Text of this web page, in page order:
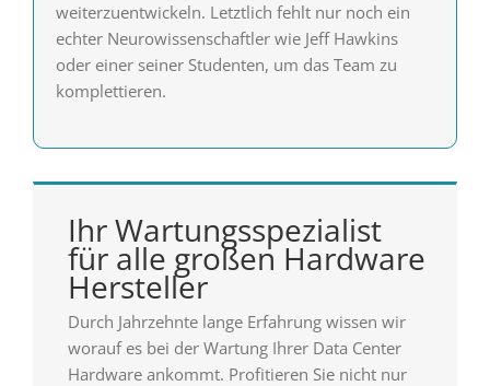
weiterzuentwickeln. Letztlich fehlt nur noch ein
echter Neurowissenschaftler wie Jeff Hawkins
oder einer seiner Studenten, um das Team zu
komplettieren.
Ihr Wartungsspezialist
für alle großen Hardware
Hersteller
Durch Jahrzehnte lange Erfahrung wissen wir
worauf es bei der Wartung Ihrer Data Center
Hardware ankommt. Profitieren Sie nicht nur